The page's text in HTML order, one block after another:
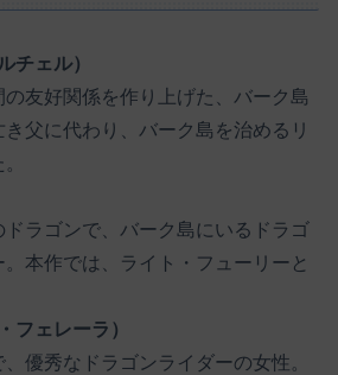
チェル）
の友好関係を作り上げた、バーク島
父に代わり、バーク島を治めるリ
ドラゴンで、バーク島にいるドラゴ
。本作では、ライト・フューリーと
フェレーラ）
優秀なドラゴンライダーの女性。